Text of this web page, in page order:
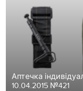
Аптечка
10.04.2015 №421